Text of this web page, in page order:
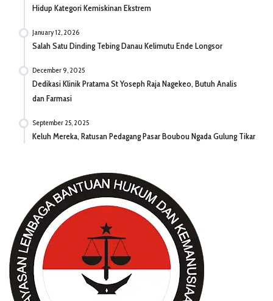
Hidup Kategori Kemiskinan Ekstrem
January 12, 2026
Salah Satu Dinding Tebing Danau Kelimutu Ende Longsor
December 9, 2025
Dedikasi Klinik Pratama St Yoseph Raja Nagekeo, Butuh Analis
dan Farmasi
September 25, 2025
Keluh Mereka, Ratusan Pedagang Pasar Boubou Ngada Gulung Tikar